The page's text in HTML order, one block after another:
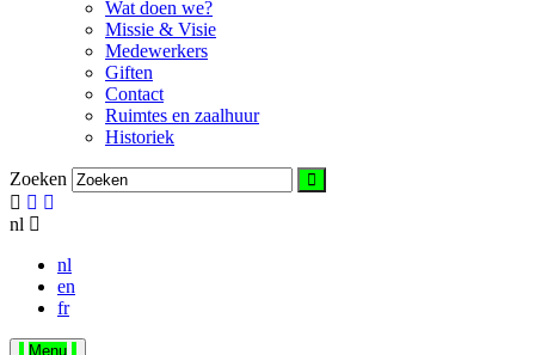
Wat doen we?
Missie & Visie
Medewerkers
Giften
Contact
Ruimtes en zaalhuur
Historiek
Zoeken
nl
nl
en
fr
Menu